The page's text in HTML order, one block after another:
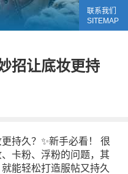
联系我们
SITEMAP
招让底妆更持
持久？✨新手必看！ 很
卡粉、浮粉的问题，其
能轻松打造服帖又持久